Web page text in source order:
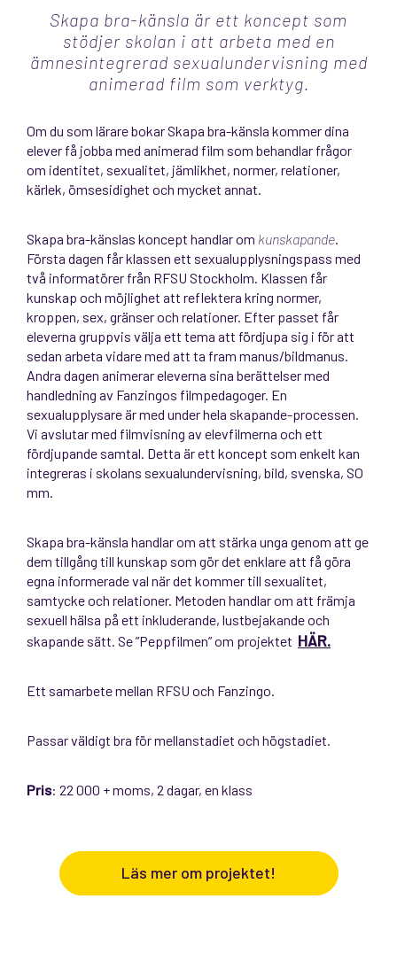
Skapa bra-känsla är ett koncept som
stödjer skolan i att arbeta med en
ämnesintegrerad sexualundervisning med
animerad film som verktyg.
Om du som lärare bokar Skapa bra-känsla kommer dina
elever få jobba med animerad film som behandlar frågor
om identitet, sexualitet, jämlikhet, normer, relationer,
kärlek, ömsesidighet och mycket annat.
Skapa bra-känslas koncept handlar om kunskapande.
Första dagen får klassen ett sexualupplysningspass med
två informatörer från RFSU Stockholm. Klassen får
kunskap och möjlighet att reflektera kring normer,
kroppen, sex, gränser och relationer. Efter passet får
eleverna gruppvis välja ett tema att fördjupa sig i för att
sedan arbeta vidare med att ta fram manus/bildmanus.
Andra dagen animerar eleverna sina berättelser med
handledning av Fanzingos filmpedagoger. En
sexualupplysare är med under hela skapande-processen.
Vi avslutar med filmvisning av elevfilmerna och ett
fördjupande samtal. Detta är ett koncept som enkelt kan
integreras i skolans sexualundervisning, bild, svenska, SO
mm.
Skapa bra-känsla handlar om att stärka unga genom att ge
dem tillgång till kunskap som gör det enklare att få göra
egna informerade val när det kommer till sexualitet,
samtycke och relationer. Metoden handlar om att främja
sexuell hälsa på ett inkluderande, lustbejakande och
skapande sätt. Se ”Peppfilmen” om projektet HÄR.
Ett samarbete mellan RFSU och Fanzingo.
Passar väldigt bra för mellanstadiet och högstadiet.
Pris: 22 000 + moms, 2 dagar, en klass
Läs mer om projektet!